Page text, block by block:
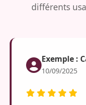
différents
Exemple :
10/09/2025